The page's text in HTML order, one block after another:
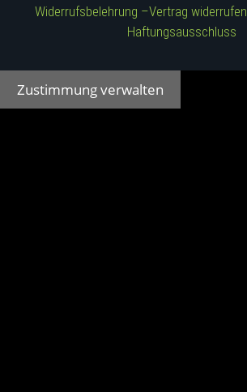
Widerrufsbelehrung –Vertrag widerrufen
Haftungsausschluss
Zustimmung verwalten